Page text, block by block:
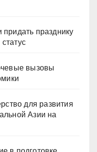
празднику
вызовы
для развития
Азии на